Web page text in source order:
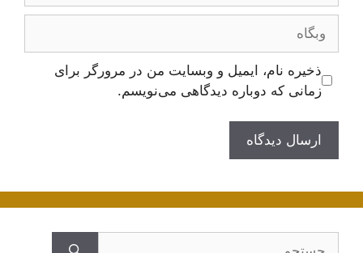
وبگاه
ذخیره نام، ایمیل و وبسایت من در مرورگر برای
زمانی که دوباره دیدگاهی می‌نویسم.